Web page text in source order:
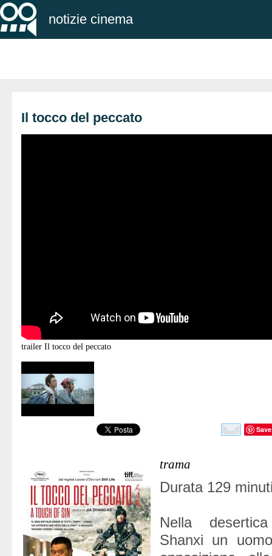
notizie cinema
Il tocco del peccato
trailer Il tocco del peccato
Save
trama
Durata 129
Nella
Shanxi un